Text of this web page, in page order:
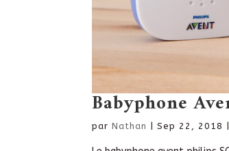
Babyphone
parNathan |Sep 22, 2018